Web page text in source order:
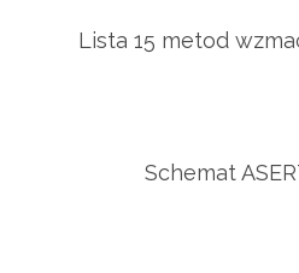
Lista 15 metod
Schemat